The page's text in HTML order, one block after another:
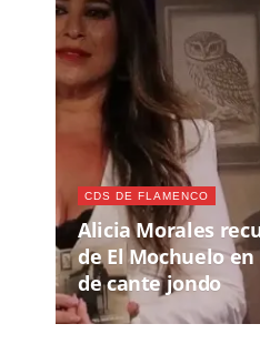
CDS DE FLAMENCO
Alicia Morales
de El Mochuelo
de cante jondo